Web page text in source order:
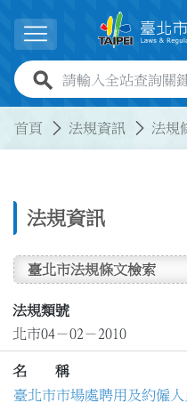
展開選單
全站查詢關鍵字欄位
首頁 法規資訊 法規
法規資訊
臺北市法規條文檢索
法規類號
北市04－02－2010
名 稱
臺北市市場處聘用及約僱